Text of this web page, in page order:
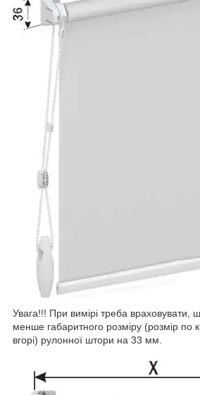
Увага!!! При вимірі треба враховувати,
менше габаритного розміру (розмір по
вгорі) рулонної штори на 33 мм.